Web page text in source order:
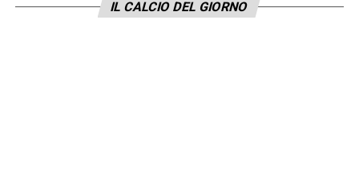
sei? Il formatore deve essere per forza un ex
IL CALCIO DEL GIORNO